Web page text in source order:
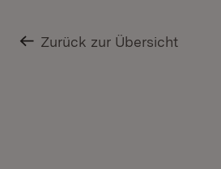
Zurück zur Übersicht